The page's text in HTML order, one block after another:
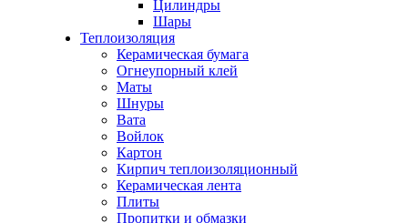
Цилиндры
Шары
Теплоизоляция
Керамическая бумага
Огнеупорный клей
Маты
Шнуры
Вата
Войлок
Картон
Кирпич теплоизоляционный
Керамическая лента
Плиты
Пропитки и обмазки